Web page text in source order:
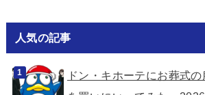
人気の記事
ドン・キホーテにお葬式の